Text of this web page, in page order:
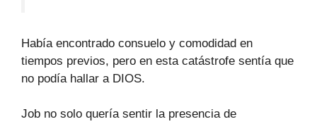
Había encontrado consuelo y comodidad en
tiempos previos, pero en esta catástrofe sentía que
no podía hallar a DIOS.
Job no solo quería sentir la presencia de